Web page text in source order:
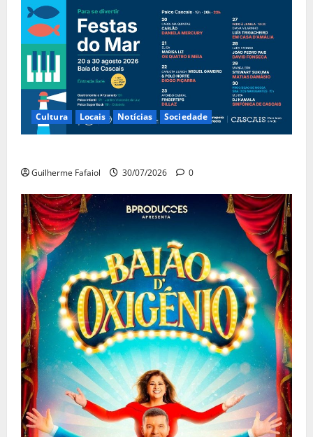
Cultura Locais Notícias Sociedade
Guilherme Fafaiol 30/07/2026 0